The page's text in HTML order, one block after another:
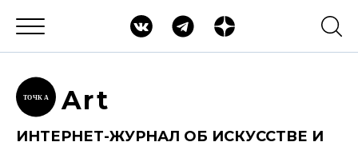
ТОЧК А Art
ИНТЕРНЕТ-ЖУРНАЛ ОБ ИСКУССТВЕ И